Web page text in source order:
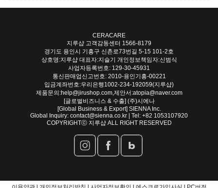
CERACARE
지루샵 고객감동센터 1566-8179
경기도 용인시 기흥구 신촌로73번길 5-15 101-2호
상호명:지루샵 대표자:지슬기 개인정보책임자:신범식
사업자등록번호: 129-30-45931
통신판매업신고번호: 2010-용인기흥-00221
입금계좌번호:우리은행1002-234-192059(지루샵)
제품문의:help@jirushop.com,제안서:atopia@naver.com
[글로벌비즈니스 & 수출] (주)시에나
[Global Business & Export] SIENNA Inc.
Global Inquiry: contact@sienna.co.kr | Tel: +82 1053107920
COPYRIGHTⓒ 지루샵 ALL RIGHT RESERVED